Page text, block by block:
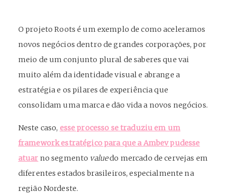
O projeto Roots é um exemplo de como aceleramos
novos negócios dentro de grandes corporações, por
meio de um conjunto plural de saberes que vai
muito além da identidade visual e abrange a
estratégia e os pilares de experiência que
consolidam uma marca e dão vida a novos negócios.
Neste caso, esse processo se traduziu em um
framework estratégico para que a Ambev pudesse
atuar no segmento valuedo mercado de cervejas em
diferentes estados brasileiros, especialmente na
região Nordeste.